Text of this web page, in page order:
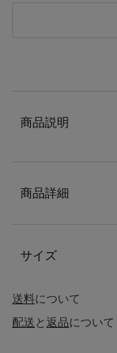
送料について
配送と返品について
商品説明
商品詳細
サイズ